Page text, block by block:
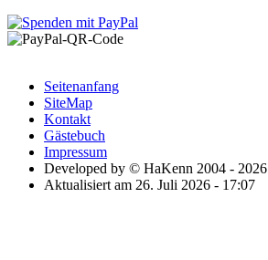
Seitenanfang
SiteMap
Kontakt
Gästebuch
Impressum
Developed by © HaKenn 2004 - 2026
Aktualisiert am 26. Juli 2026 - 17:07